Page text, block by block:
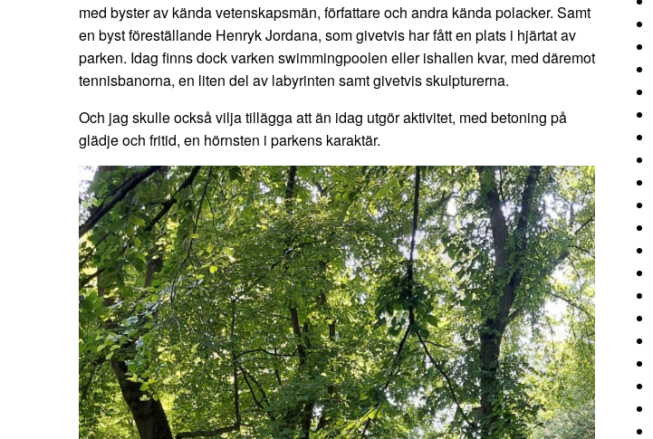
med byster av kända vetenskapsmän, författare och andra kända polacker. Samt
en byst föreställande Henryk Jordana, som givetvis har fått en plats i hjärtat av
parken. Idag finns dock varken swimmingpoolen eller ishallen kvar, med däremot
tennisbanorna, en liten del av labyrinten samt givetvis skulpturerna.
Och jag skulle också vilja tillägga att än idag utgör aktivitet, med betoning på
glädje och fritid, en hörnsten i parkens karaktär.